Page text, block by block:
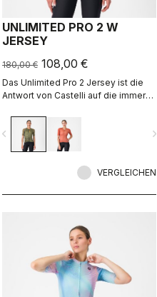
UNLIMITED PRO 2 W
JERSEY
180,00 € 108,00 €
Das Unlimited Pro 2 Jersey ist die
Antwort von Castelli auf die immer
von Gravel-Fahrern, die alles aus
ihrer Ausrüstung herausholen
möchten, ohne dabei den Geist des
navigate_next
VERGLEICHEN